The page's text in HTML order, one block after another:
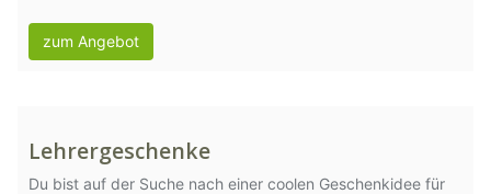
zum Angebot
Lehrergeschenke
Du bist auf der Suche nach einer coolen Geschenkidee für